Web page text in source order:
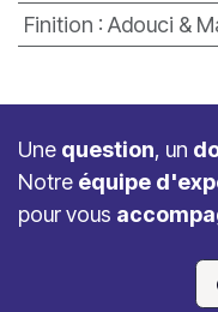
Finition : Adouci &
Une question, un
Notre équipe
pour vous